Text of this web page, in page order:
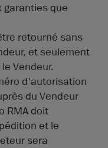
garanties que
retourné sans
et seulement
Vendeur.
d'autorisation
du Vendeur
RMA doit
et le
sera